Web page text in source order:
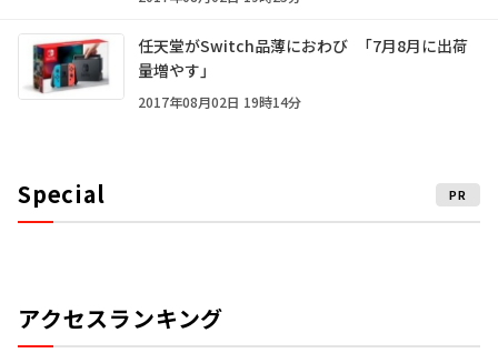
任天堂がSwitch品薄におわび 「7月8月に出荷
量増やす」
2017年08月02日 19時14分
Special PR
アクセスランキング